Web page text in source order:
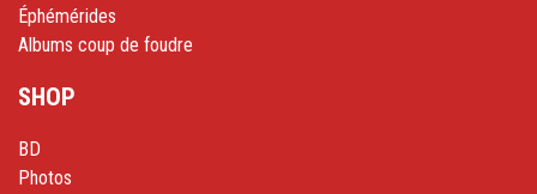
Éphémérides
Albums coup de foudre
SHOP
BD
Photos